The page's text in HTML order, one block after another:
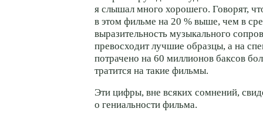
я слышал много хорошего. Говорят,
в этом фильме на 20 % выше, чем в
выразительность музыкального
превосходит лучшие образцы, а на
потрачено на 60 миллионов баксов
тратится на такие фильмы.
Эти цифры, вне всяких сомнений,
о гениальности фильма.